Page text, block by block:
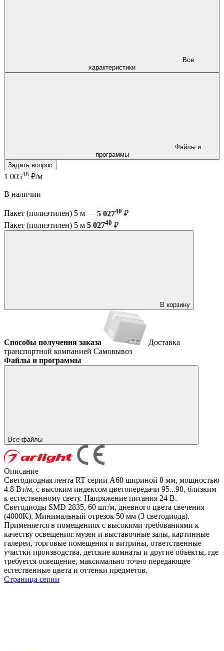
характеристики
программы
Задать вопрос
1 00548 ₽/м
В наличии
Пакет (полиэтилен) 5 м — 5 02740 ₽
Пакет (полиэтилен) 5 м 5 02740 ₽
В корзину
Способы получения заказа
Доставка
транспортной компанией Самовывоз
Файлы и программы
Все файлы
Описание
Светодиодная лента RT серии A60 шириной 8 мм, мощностью
4.8 Вт/м, с высоким индексом цветопередачи 95...98, близким
к естественному свету. Напряжение питания 24 В.
Светодиоды SMD 2835, 60 шт/м, дневного цвета свечения
(4000K). Минимальный отрезок 50 мм (3 светодиода).
Применяется в помещениях с высокими требованиями к
качеству освещения: музеи и выставочные залы, картинные
галереи, торговые помещения и витрины, ответственные
участки производства, детские комнаты и другие объекты, где
требуется освещение, максимально точно передающее
естественные цвета и оттенки предметов.
Страница серии